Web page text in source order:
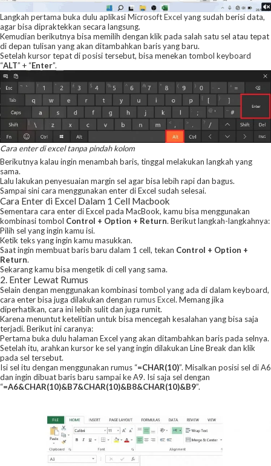
Langkah pertama buka dulu aplikasiMicrosoft Excel yang sudah berisi data,
agar bisa dipraktekkan secara langsung.
Kemudian berikutnya bisa memilih dengan klik pada salah satu sel atau tepat
di depan tulisan yang akan ditambahkan baris yang baru.
Setelah kursor tepat di posisi tersebut, bisa menekan tombol keyboard
“ALT” + “Enter”.
Cara enter di excel tanpa pindah kolom
Berikutnya kalau ingin menambah baris, tinggal melakukan langkah yang
sama.
Lalu lakukan penyesuaian margin sel agar bisa lebih rapi dan bagus.
Sampai sini cara menggunakan enter di Excel sudah selesai.
Cara Enter di Excel Dalam 1 Cell Macbook
Sementara cara enter di Excel pada MacBook, kamu bisa menggunakan
kombinasi tombol Control + Option + Return. Berikut langkah-langkahnya:
Pilih sel yang ingin kamu isi.
Ketik teks yang ingin kamu masukkan.
Saat ingin membuat baris baru dalam 1 cell, tekan Control + Option +
Return.
Sekarang kamu bisa mengetik di cell yang sama.
2. Enter Lewat Rumus
Selain dengan menggunakan kombinasi tombol yang ada di dalam keyboard,
cara enter bisa juga dilakukan dengan rumus Excel. Memang jika
diperhatikan, cara ini lebih sulit dan juga rumit.
Karena menuntut ketelitian untuk bisa mencegah kesalahan yang bisa saja
terjadi. Berikut ini caranya:
Pertama buka dulu halaman Excel yang akan ditambahkan baris pada selnya.
Setelah itu, arahkan kursor ke sel yang ingin dilakukan Line Break dan klik
pada sel tersebut.
Isi sel itu dengan menggunakan rumus “=CHAR(10)”. Misalkan posisi sel di A6
dan ingin dibuat baris baru sampai ke A9. Isi saja sel dengan
“=A6&CHAR(10)&B7&CHAR(10)&B8&CHAR(10)&B9”.